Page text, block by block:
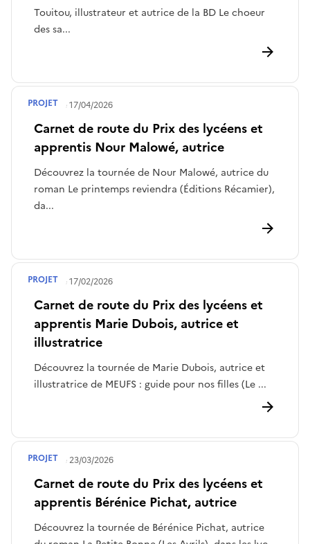
Touitou, illustrateur et autrice de la BD Le choeur
des sa...
Carnet de route du Prix des lycéens et
apprentis Nour Malowé, autrice
Découvrez la tournée de Nour Malowé, autrice du
roman Le printemps reviendra (Éditions Récamier),
da...
Publié le17/04/2026
PROJET
Carnet de route du Prix des lycéens et
apprentis Marie Dubois, autrice et
illustratrice
Découvrez la tournée de Marie Dubois, autrice et
illustratrice de MEUFS : guide pour nos filles (Le ...
Publié le17/02/2026
PROJET
Carnet de route du Prix des lycéens et
apprentis Bérénice Pichat, autrice
Découvrez la tournée de Bérénice Pichat, autrice
Publié le23/03/2026
PROJET